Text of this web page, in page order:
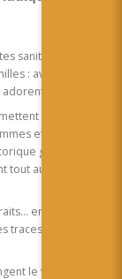
sanitaires, de
: avatar, map
!
de
et femmes qui
guidée par
tout aussi culturel,
en plein air, on
traces de
le visiteur au